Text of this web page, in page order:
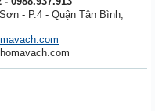
- P.4 - Quận Tân Bình,